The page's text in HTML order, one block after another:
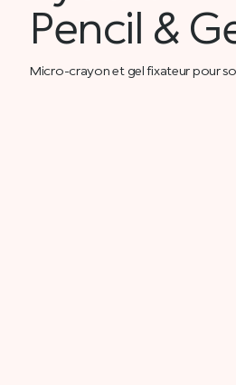
Pencil &
Micro-crayon et gel fixateur pour